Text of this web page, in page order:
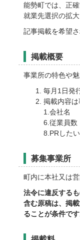
能勢町では、正
就業先選択の拡
記事掲載を希望
掲載概要
事業所の特色や
毎月1日発
掲載内容は
1.会社名
6.従業員数
8.PRした
募集事業所
町内に本社又は
法令に違反する
含む原稿は、掲
ることが条件です